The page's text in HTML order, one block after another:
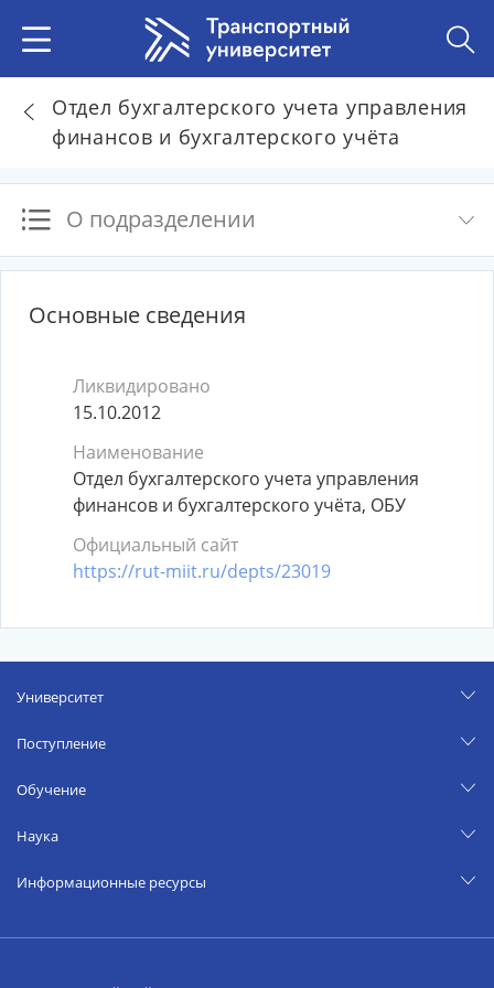
Отдел бухгалтерского учета управления
финансов и бухгалтерского учёта
О подразделении
Основные сведения
Ликвидировано
15.10.2012
Наименование
Отдел бухгалтерского учета управления
финансов и бухгалтерского учёта, ОБУ
Официальный сайт
https://rut-miit.ru/depts/23019
Университет
Поступление
Обучение
Наука
Информационные ресурсы